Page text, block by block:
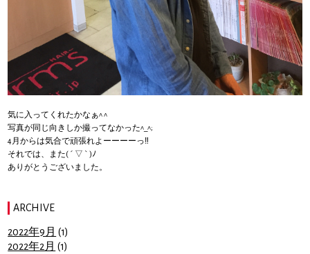
気に入ってくれたかなぁ^ ^
写真が同じ向きしか撮ってなかった^_^;
4月からは気合で頑張れよーーーーっ‼︎
それでは、また( ´ ▽ ` )ﾉ
ありがとうございました。
ARCHIVE
2022年9月 (1)
2022年2月 (1)